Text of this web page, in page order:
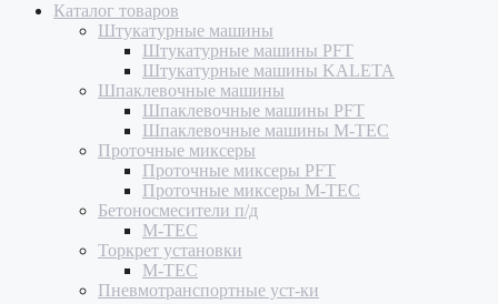
Каталог товаров
Штукатурные машины
Штукатурные машины PFT
Штукатурные машины KALETA
Шпаклевочные машины
Шпаклевочные машины PFT
Шпаклевочные машины M-TEC
Проточные миксеры
Проточные миксеры PFT
Проточные миксеры M-TEC
Бетоносмесители п/д
M-TEC
Торкрет установки
M-TEC
Пневмотранспортные уст-ки